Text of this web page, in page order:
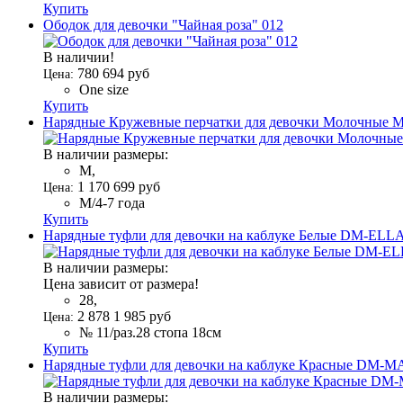
Купить
Ободок для девочки "Чайная роза" 012
В наличии!
Цена: 780 694 руб
One size
Купить
Нарядные Кружевные перчатки для девочки Молочные
В наличии размеры:
M,
Цена: 1 170 699 руб
M/4-7 года
Купить
Нарядные туфли для девочки на каблуке Белые DM-ELLA
В наличии размеры:
Цена зависит от размера!
28,
Цена: 2 878 1 985 руб
№ 11/раз.28 стопа 18см
Купить
Нарядные туфли для девочки на каблуке Красные DM-
В наличии размеры: